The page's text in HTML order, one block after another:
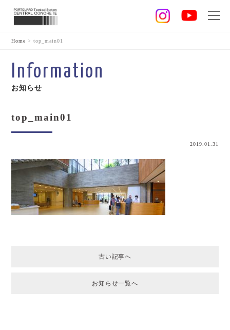
Home >top_main01
Information
お知らせ
top_main01
2019.01.31
古い記事へ
お知らせ一覧へ